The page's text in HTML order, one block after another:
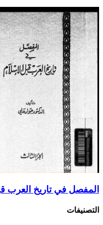
المفصل في تاريخ العرب
التصنيفات